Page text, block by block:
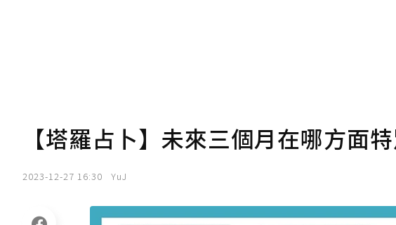
【塔羅占卜】未來三個月在哪方面
2023-12-27 16:30 YuJ